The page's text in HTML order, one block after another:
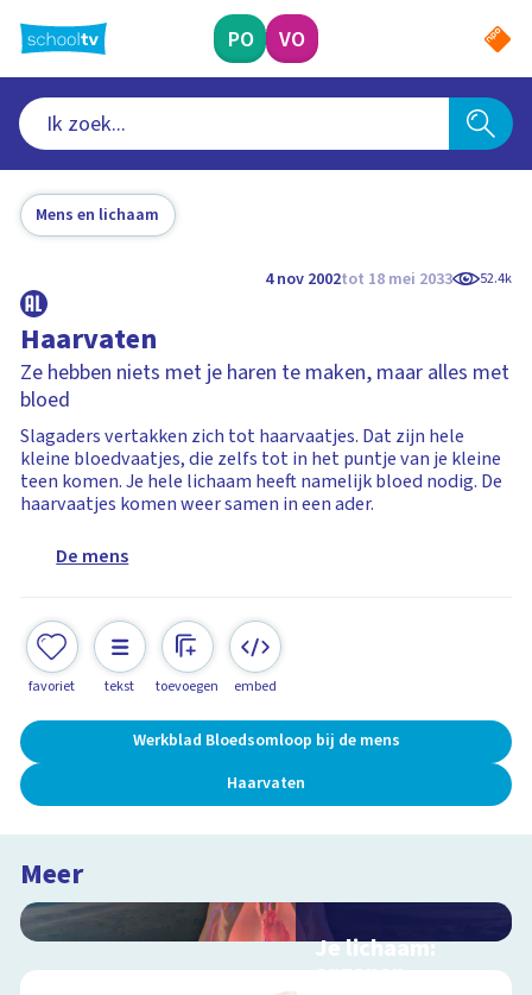
naar
hoofdinhoud
PO VO
Mens en lichaam
4 nov 2002tot 18 mei 2033 52.4k
Haarvaten
Ze hebben niets met je haren te maken, maar alles met
bloed
Slagaders vertakken zich tot haarvaatjes. Dat zijn hele
kleine bloedvaatjes, die zelfs tot in het puntje van je kleine
teen komen. Je hele lichaam heeft namelijk bloed nodig. De
haarvaatjes komen weer samen in een ader.
De mens
favoriet tekst toevoegen embed
Werkblad Bloedsomloop bij de mens
Haarvaten
Meer
Je lichaam:
organen